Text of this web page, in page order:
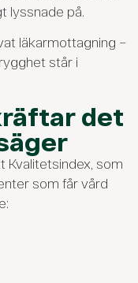
lyssnade på.
läkarmottagning –
står i
det
Kvalitetsindex, som
som får vård